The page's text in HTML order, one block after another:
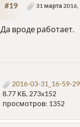
#19 31 марта 2016,
Да вроде работает.
2016-03-31_16-59-
8.77 КБ, 273x152
просмотров: 1352